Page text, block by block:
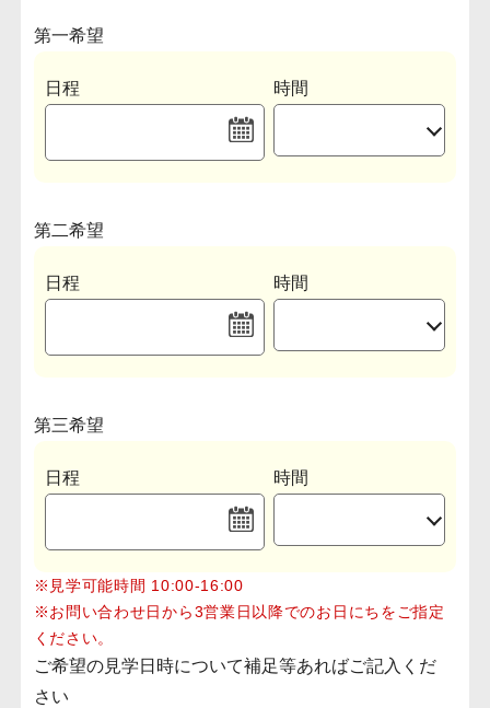
第一希望
日程 時間
第二希望
日程 時間
第三希望
日程 時間
※見学可能時間 10:00-16:00
※お問い合わせ日から3営業日以降でのお日にちをご指定
ください。
ご希望の見学日時について補足等あればご記入くだ
さい